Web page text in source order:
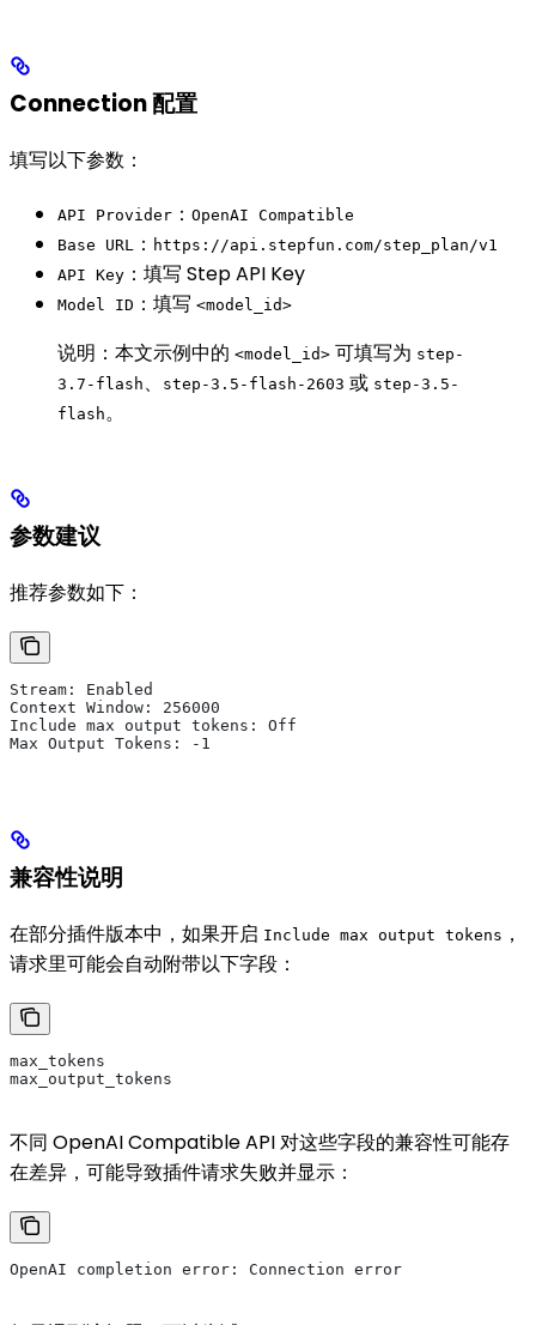
Connection 配置
填写以下参数：
API Provider ： OpenAI Compatible
Base URL
： https://api.stepfun.com/step_plan/v1
API Key ：填写 Step API Key
Model ID ：填写 <model_id>
说明：本文示例中的 <model_id> 可填写为 step-
3.7-flash 、 step-3.5-flash-2603 或 step-3.5-
flash。
参数建议
推荐参数如下：
Stream: Enabled
Context Window: 256000
Include max output tokens: Off
Max Output Tokens: -1
兼容性说明
在部分插件版本中，如果开启 Include max output tokens ，
请求里可能会自动附带以下字段：
max_tokens
max_output_tokens
不同 OpenAI Compatible API 对这些字段的兼容性可能存
在差异，可能导致插件请求失败并显示：
OpenAI completion error: Connection error